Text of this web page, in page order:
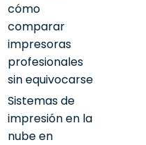
cómo
comparar
impresoras
profesionales
sin equivocarse
Sistemas de
impresión en la
nube en